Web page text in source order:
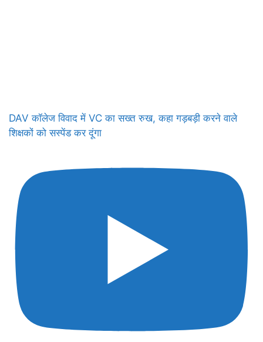
DAV कॉलेज विवाद में VC का सख्त रुख, कहा गड़बड़ी करने वाले
शिक्षकों को सस्पेंड कर दूंगा